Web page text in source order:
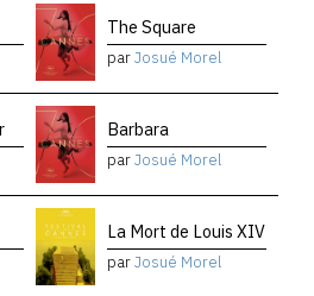
The Square
parJosué Morel
Barbara
parJosué Morel
La Mort de Louis XIV
parJosué Morel